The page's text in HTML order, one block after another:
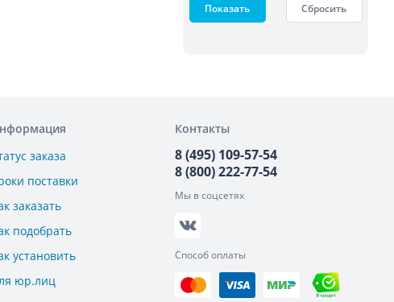
Показать Сбросить
заказа
поставки
заказать
подобрать
установить
юр.лиц
Контакты
8 (495) 109-57-54
8 (800) 222-77-54
Мы в соцсетях
Способ оплаты